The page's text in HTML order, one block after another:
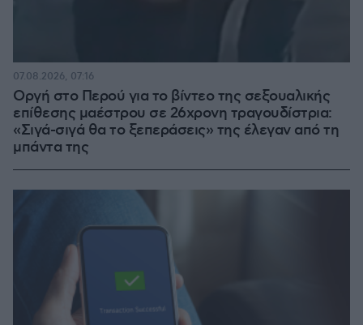
Οργή στο Περού για το βίντεο της σεξουαλικής
επίθεσης μαέστρου σε 26χρονη τραγουδίστρια:
«Σιγά-σιγά θα το ξεπεράσεις» της έλεγαν από τη
μπάντα της
07.08.2026, 07:16